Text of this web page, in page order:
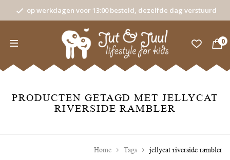
op werkdagen voor 13:00 besteld, dezelfde dag verstuurd
0
PRODUCTEN GETAGD MET JELLYCAT
RIVERSIDE RAMBLER
Home Tags jellycat riverside rambler